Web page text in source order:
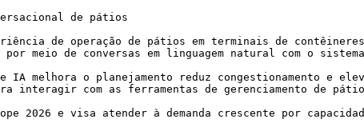
de pátios
de operação de pátios em terminais de
meio de conversas em linguagem natural com o
melhora o planejamento reduz congestionamento e
interagir com as ferramentas de gerenciamento de
2026 e visa atender à demanda crescente por